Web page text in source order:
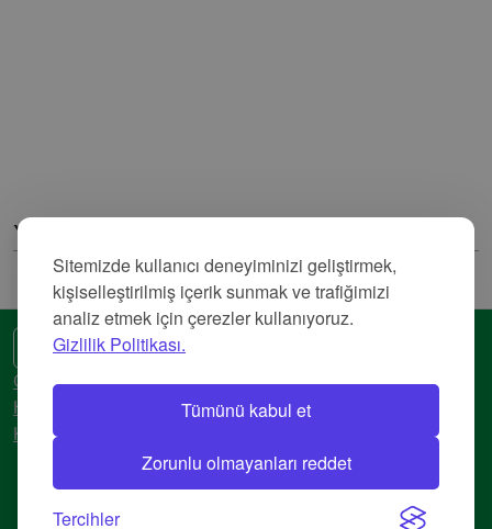
Sitemizde kullanıcı deneyiminizi geliştirmek,
kişiselleştirilmiş içerik sunmak ve trafiğimizi
analiz etmek için çerezler kullanıyoruz.
Gizlilik Politikası.
Tümünü kabul et
Zorunlu olmayanları reddet
Tercihler
Yorumlar
🌍 Başka bir dil
Gizlilik Politikası
Hizmet Şartları
Künye
© 2018-2026 AtlasBig.com